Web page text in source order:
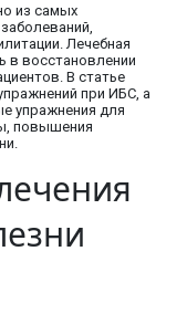
из самых
Лечебная
в восстановлении
В статье
при ИБС, а
упражнения для
повышения